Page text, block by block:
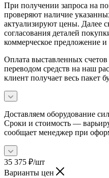
При получении запроса на
проверяют наличие
актуализируют цены. Далее
согласования деталей
коммерческое предложение
Оплата выставленных
переводом средств на наш
клиент получает весь пакет
Доставляем оборудование
Сроки и стоимость —
сообщает менеджер при
35 375 ₽/шт
Варианты цен